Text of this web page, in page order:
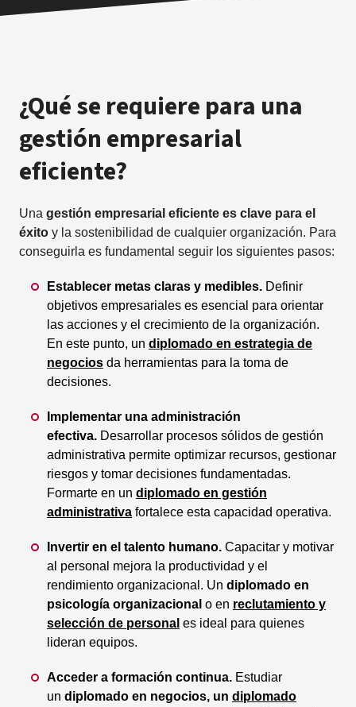
¿Qué se requiere para una
gestión empresarial
eficiente?
Una gestión empresarial eficiente es clave para el
éxito y la sostenibilidad de cualquier organización. Para
conseguirla es fundamental seguir los siguientes pasos:
Establecer metas claras y medibles. Definir
objetivos empresariales es esencial para orientar
las acciones y el crecimiento de la organización.
En este punto, un diplomado en estrategia de
negocios da herramientas para la toma de
decisiones.
Implementar una administración
efectiva. Desarrollar procesos sólidos de gestión
administrativa permite optimizar recursos, gestionar
riesgos y tomar decisiones fundamentadas.
Formarte en un diplomado en gestión
administrativa fortalece esta capacidad operativa.
Invertir en el talento humano. Capacitar y motivar
al personal mejora la productividad y el
rendimiento organizacional. Un diplomado en
psicología organizacional o en reclutamiento y
selección de personal es ideal para quienes
lideran equipos.
Acceder a formación continua. Estudiar
un diplomado en negocios, un diplomado